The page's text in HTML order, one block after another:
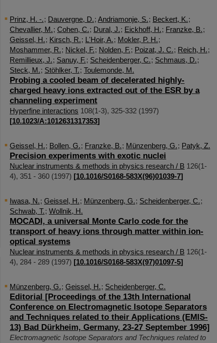
Prinz, H. -.; Dauvergne, D.; Andriamonje, S.; Beckert, K.;
Chevallier, M.; Cohen, C.; Dural, J.; Eickhoff, H.; Franzke, B.;
Geissel, H.; Kirsch, R.; L'Hoir, A.; Mokler, P. H.;
Moshammer, R.; Nickel, F.; Nolden, F.; Poizat, J. C.; Reich, H.;
Remillieux, J.; Sanuy, F.; Scheidenberger, C.; Schmaus, D.;
Steck, M.; Stöhlker, T.; Toulemonde, M.
Probing a cooled beam of decelerated highly-
charged heavy ions extracted out of the ESR by a
channeling experiment
Hyperfine interactions 108(1-3), 325-332 (1997)
[10.1023/A:1012631317353]
Geissel, H.; Bollen, G.; Franzke, B.; Münzenberg, G.; Patyk, Z.
Precision experiments with exotic nuclei
Nuclear instruments & methods in physics research / B 126(1-
4), 351 - 360 (1997) [10.1016/S0168-583X(96)01039-7]
Iwasa, N.; Geissel, H.; Münzenberg, G.; Scheidenberger, C.;
Schwab, T.; Wollnik, H.
MOCADI, a universal Monte Carlo code for the
transport of heavy ions through matter within ion-
optical systems
Nuclear instruments & methods in physics research / B 126(1-
4), 284 - 289 (1997) [10.1016/S0168-583X(97)01097-5]
Münzenberg, G.; Geissel, H.; Scheidenberger, C.
Editorial [Proceedings of the 13th International
Conference on Electromagnetic Isotope Separators
and Techniques related to their Applications (EMIS-
13) Bad Dürkheim, Germany, 23-27 September 1996]
Electromagnetic Isotope Separators and Techniques related to